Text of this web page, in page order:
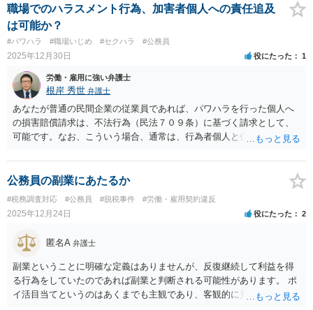
公然性や悪質性を言いやすいので、この点も同様です。 いずれにせ
よ、一度、直接ご相談した方が良いと思います。
職場でのハラスメント行為、加害者個人への責任追及
は可能か？
#パワハラ #職場いじめ #セクハラ #公務員
2025年12月30日 役にたった 1
労働・雇用に強い弁護士
根岸 秀世 弁護士
あなたが普通の民間企業の従業員であれば、パワハラを行った個人へ
の損害賠償請求は、不法行為（民法７０９条）に基づく請求として、
可能です。なお、こういう場合、通常は、行為者個人と併せて使用者
す。 ですが、あなたが公務員で、パワハラ行為が. 公務員が「職務を
行うについて」の行為である場合は、個人の責任を追及することはで
きません（最判昭和30年4月19日）。この「職務関連性」は広く判断さ
れていて、例えば警察官が非番の日に制服を着て勤務のふりをして強
盗を行った事件でも、職務関連性が肯定されています（最判昭昭和31
年11月30日）。公務員個人の責任が否定された最近の有名な事件とし
ては、森友事件で自殺された公務員のご遺族が当時の上司と国の両方
を訴えた事件があります。この事件で国の責任は認められましたが、
当時の上司の責任は認められませんでした。 なお「公的機関」であっ
ても国立大学法人の教員の教育・研究行為などは公権力の行使にあた
らないので国賠法ではなく民法が適用される（つまり教授個人が責任
公務員の副業にあたるか
#税務調査対応 #公務員 #脱税事件 #労働・雇用契約違反
2025年12月24日 役にたった 2
匿名A 弁護士
副業ということに明確な定義はありませんが、反復継続して利益を得
る行為をしていたのであれば副業と判断される可能性があります。 ポ
イ活目当てというのはあくまでも主観であり、客観的に見た場合、副